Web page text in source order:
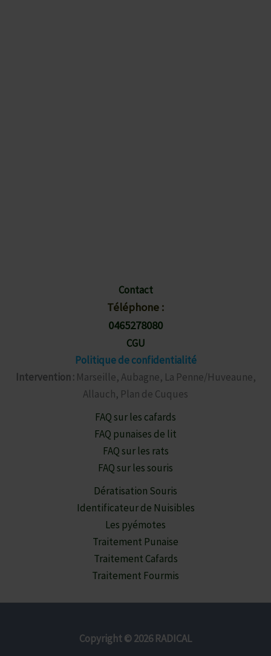
Contact
Téléphone :
0465278080
CGU
Politique de confidentialité
Intervention :Marseille, Aubagne, La Penne/Huveaune,
Allauch, Plan de Cuques
FAQ sur les cafards
FAQ punaises de lit
FAQ sur les rats
FAQ sur les souris
Dératisation Souris
Identificateur de Nuisibles
Les pyémotes
Traitement Punaise
Traitement Cafards
Traitement Fourmis
Copyright © 2026 RADICAL